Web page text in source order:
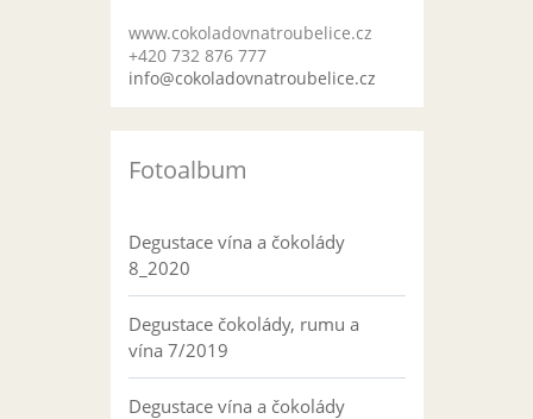
www.cokoladovnatroubelice.cz
+420 732 876 777
info@cokoladovnatroubelice.cz
Fotoalbum
Degustace vína a čokolády
8_2020
Degustace čokolády, rumu a
vína 7/2019
Degustace vína a čokolády